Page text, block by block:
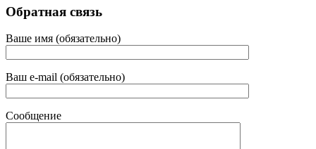
Обратная связь
Ваше имя (обязательно)
Ваш e-mail (обязательно)
Сообщение